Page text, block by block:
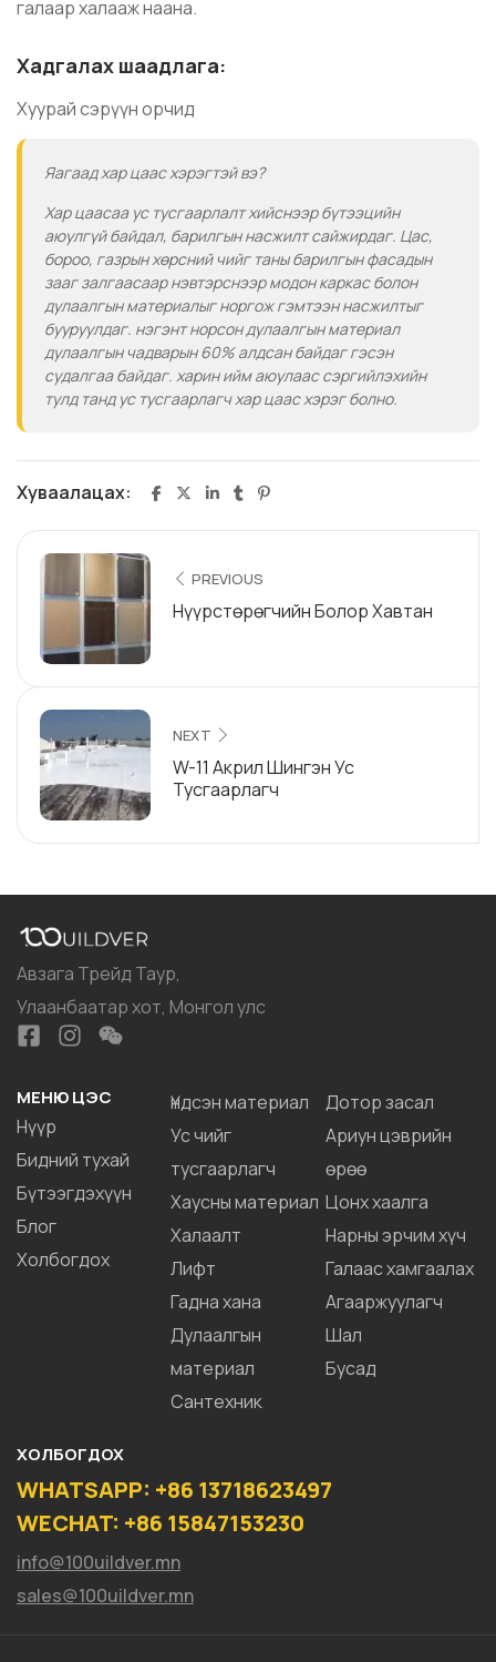
галаар халааж наана.
Хадгалах шаадлага:
Хуурай сэрүүн орчид
Яагаад хар цаас хэрэгтэй вэ?
Хар цаасаа ус тусгаарлалт хийснээр бүтээцийн
аюулгүй байдал, барилгын насжилт сайжирдаг. Цас,
бороо, газрын хөрсний чийг таны барилгын фасадын
зааг залгаасаар нэвтэрснээр модон каркас болон
дулаалгын материалыг норгож гэмтээн насжилтыг
бууруулдаг. нэгэнт норсон дулаалгын материал
дулаалгын чадварын 60% алдсан байдаг гэсэн
судалгаа байдаг. харин ийм аюулаас сэргийлэхийн
тулд танд ус тусгаарлагч хар цаас хэрэг болно.
Хуваалацах:
PREVIOUS
Нүүрстөрөгчийн Болор Хавтан
NEXT
W-11 Акрил Шингэн Ус
Тусгаарлагч
Авзага Трейд Таур,
Улаанбаатар хот, Монгол улс
МЕНЮ ЦЭС
Нүүр
Бидний тухай
Бүтээгдэхүүн
Блог
Холбогдох
Үндсэн материал
Ус чийг
тусгаарлагч
Хаусны материал
Халаалт
Лифт
Гадна хана
Дулаалгын
материал
Сантехник
Дотор засал
Ариун цэврийн
өрөө
Цонх хаалга
Нарны эрчим хүч
Галаас хамгаалах
Агааржуулагч
Шал
Бусад
ХОЛБОГДОХ
WHATSAPP: +86 13718623497
WECHAT: +86 15847153230
info@100uildver.mn
sales@100uildver.mn